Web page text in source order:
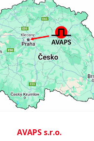
AVAPS s.r.o.
Abonnieren
AVAPS-